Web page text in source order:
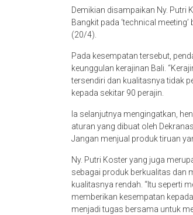
Demikian disampaikan Ny. Putri
Bangkit pada ‘technical
(20/4).
Pada kesempatan tersebut,
keunggulan kerajinan Bali.
tersendiri dan kualitasnya tidak
kepada sekitar 90 perajin.
Ia selanjutnya mengingatkan,
aturan yang dibuat oleh
Jangan menjual produk tiruan
Ny. Putri Koster yang juga
sebagai produk berkualitas dan
kualitasnya rendah. “Itu seperti
memberikan kesempatan
menjadi tugas bersama untuk